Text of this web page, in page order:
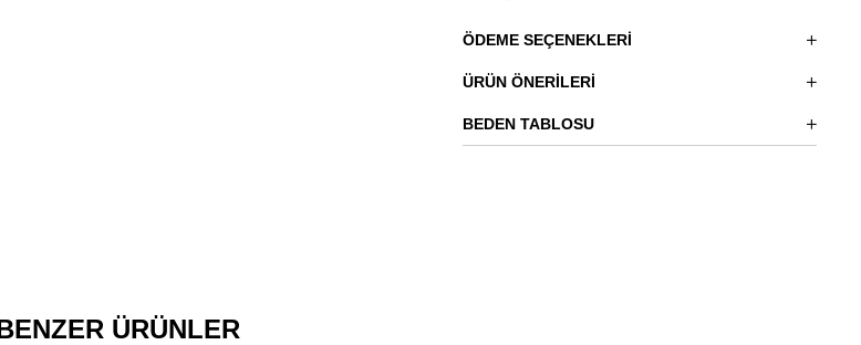
ÖDEME SEÇENEKLERI
ÜRÜN ÖNERILERI
BEDEN TABLOSU
ÜRÜNLER